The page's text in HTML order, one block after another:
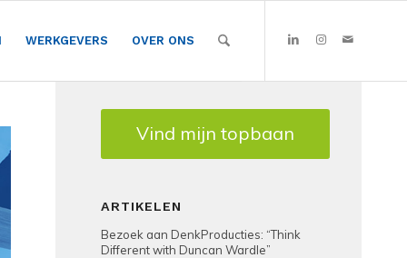
WERKGEVERS OVER ONS
Vind mijn topbaan
ARTIKELEN
Bezoek aan DenkProducties: “Think
Different with Duncan Wardle”